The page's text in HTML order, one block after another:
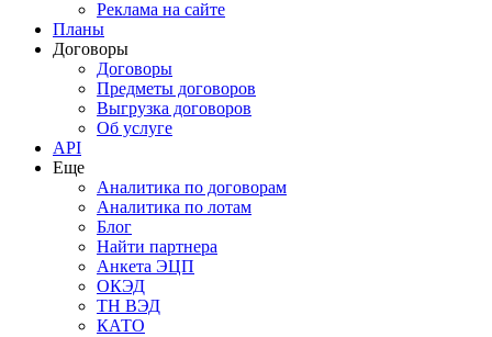
Реклама на сайте
Планы
Договоры
Договоры
Предметы договоров
Выгрузка договоров
Об услуге
API
Еще
Аналитика по договорам
Аналитика по лотам
Блог
Найти партнера
Анкета ЭЦП
ОКЭД
ТН ВЭД
КАТО